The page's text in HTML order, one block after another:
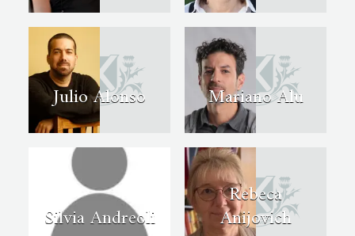
Julio Alonso Mariano Alu
Silvia Andreoli
Rebeca
Anijovich